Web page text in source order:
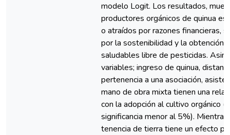
modelo Logit. Los resultados,
productores orgánicos de quinua
o atraídos por razones financieras,
por la sostenibilidad y la obtención
saludables libre de pesticidas.
variables; ingreso de quinua,
pertenencia a una asociación,
mano de obra mixta tienen una
con la adopción al cultivo orgánico
significancia menor al 5%).
tenencia de tierra tiene un efecto